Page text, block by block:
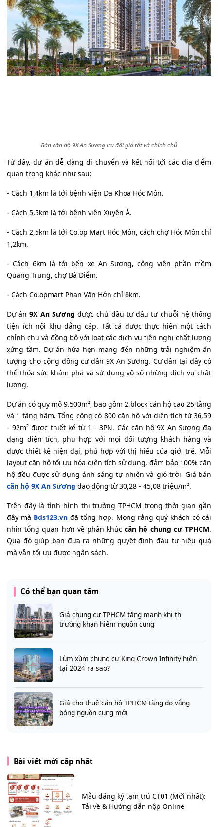
Bán căn hộ 9X An Sương ưu đãi giá tốt và chính chủ
Từ đây, dự án dễ dàng di chuyển và kết nối tới các địa điểm
quan trọng khác như sau:
- Cách 1,4km là tới bệnh viện Đa Khoa Hóc Môn.
- Cách 5,5km là tới bệnh viện Xuyên Á.
- Cách 2,5km là tới Co.op Mart Hóc Môn, cách chợ Hóc Môn chỉ
1,2km.
- Cách 6km là tới bến xe An Sương, công viên phần mềm
Quang Trung, chợ Bà Điểm.
- Cách Co.opmart Phan Văn Hớn chỉ 8km.
Dự án9X An Sương được chủ đầu tư đầu tư chuỗi hệ thống
tiện ích nội khu đẳng cấp. Tất cả được thực hiện một cách
chỉnh chu và đồng bộ với loạt các dịch vụ tiện nghi chất lượng
xứng tầm. Dự án hứa hẹn mang đến những trải nghiệm ấn
tượng cho cộng đồng cư dân 9X An Sương. Cư dân tại đây có
thể thỏa sức khám phá và sử dụng vô số những dịch vụ chất
lượng.
Dự án có quy mô 9.500m², bao gồm 2 block căn hộ cao 25 tầng
và 1 tầng hầm. Tổng cộng có 800 căn hộ với diện tích từ 36,59
- 92m² được thiết kế từ 1 - 3PN. Các căn hộ 9X An Sương đa
dạng diện tích, phù hợp với mọi đối tượng khách hàng và
được thiết kế hiện đại, phù hợp với thị hiếu của giới trẻ. Mỗi
layout căn hộ tối ưu hóa diện tích sử dụng, đảm bảo 100% căn
hộ đều được sử dụng ánh sáng tự nhiên và gió trời. Giá bán
căn hộ 9X An Sương dao động từ 30,28 - 45,08 triệu/m².
Trên đây là tình hình thị trường TPHCM trong thời gian gần
đây mà Bds123.vn đã tổng hợp. Mong rằng quý khách có cái
nhìn tổng quan hơn về phân khúccăn hộ chung cư TPHCM.
Qua đó giúp bạn đưa ra những quyết định đầu tư hiệu quả
mà vẫn tối ưu được ngân sách.
Có thể bạn quan tâm
Giá chung cư TPHCM tăng mạnh khi thị
trường khan hiếm nguồn cung
Lùm xùm chung cư King Crown Infinity hiện
tại 2024 ra sao?
Giá cho thuê căn hộ TPHCM tăng do vắng
bóng nguồn cung mới
Bài viết mới cập nhật
Mẫu đăng ký tạm trú CT01 (Mới nhất):
Tải về & Hướng dẫn nộp Online